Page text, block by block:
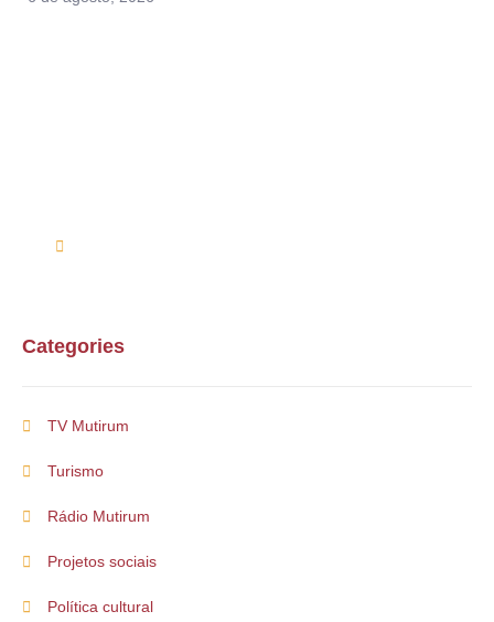
Categories
TV Mutirum
Turismo
Rádio Mutirum
Projetos sociais
Política cultural